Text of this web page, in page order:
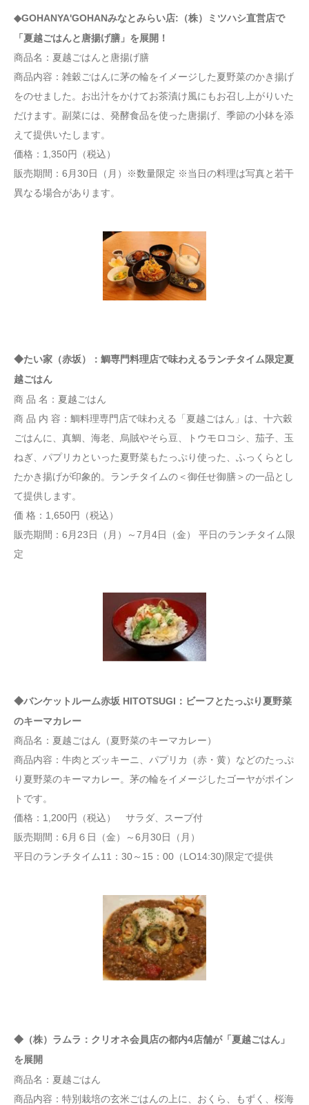
◆GOHANYA'GOHANみなとみらい店:（株）ミツハシ直営店で
「夏越ごはんと唐揚げ膳」を展開！
商品名：夏越ごはんと唐揚げ膳
商品内容：雑穀ごはんに茅の輪をイメージした夏野菜のかき揚げ
をのせました。お出汁をかけてお茶漬け風にもお召し上がりいた
だけます。副菜には、発酵食品を使った唐揚げ、季節の小鉢を添
えて提供いたします。
価格：1,350円（税込）
販売期間：6月30日（月）※数量限定 ※当日の料理は写真と若干
異なる場合があります。
◆たい家（赤坂）：鯛専門料理店で味わえるランチタイム限定夏
越ごはん
商 品 名：夏越ごはん
商 品 内 容：鯛料理専門店で味わえる「夏越ごはん」は、十六穀
ごはんに、真鯛、海老、烏賊やそら豆、トウモロコシ、茄子、玉
ねぎ、パプリカといった夏野菜もたっぷり使った、ふっくらとし
たかき揚げが印象的。ランチタイムの＜御任せ御膳＞の一品とし
て提供します。
価 格：1,650円（税込）
販売期間：6月23日（月）～7月4日（金） 平日のランチタイム限
定
◆バンケットルーム赤坂 HITOTSUGI：ビーフとたっぷり夏野菜
のキーマカレー
商品名：夏越ごはん（夏野菜のキーマカレー）
商品内容：牛肉とズッキーニ、パプリカ（赤・黄）などのたっぷ
り夏野菜のキーマカレー。茅の輪をイメージしたゴーヤがポイン
トです。
価格：1,200円（税込） サラダ、スープ付
販売期間：6月６日（金）～6月30日（月）
平日のランチタイム11：30～15：00（LO14:30)限定で提供
◆（株）ラムラ：クリオネ会員店の都内4店舗が「夏越ごはん」
を展開
商品名：夏越ごはん
商品内容：特別栽培の玄米ごはんの上に、おくら、もずく、桜海